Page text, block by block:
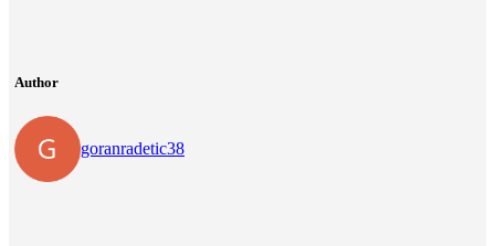
Author
goranradetic38